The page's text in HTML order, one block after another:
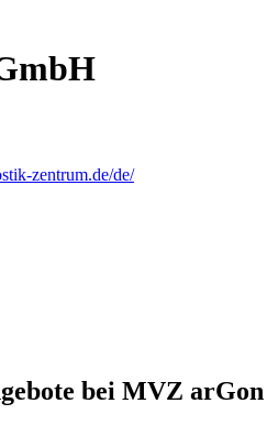
zentrum.de/de/
bei MVZ arGon